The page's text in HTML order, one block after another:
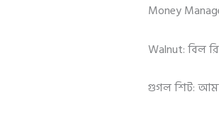
Money
Walnut: বিল
গুগল শিট: